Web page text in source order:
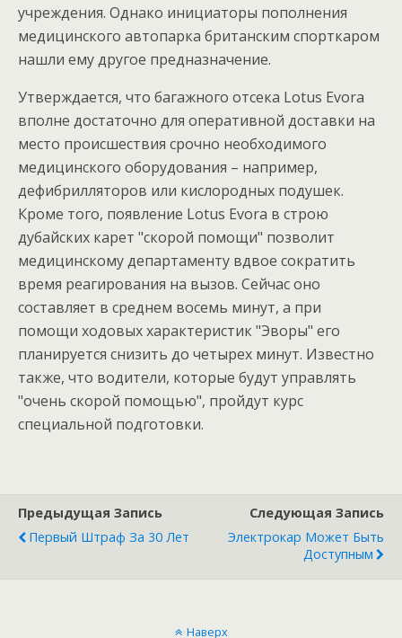
учреждения. Однако инициаторы пополнения
медицинского автопарка британским спорткаром
нашли ему другое предназначение.
Утверждается, что багажного отсека Lotus Evora
вполне достаточно для оперативной доставки на
место происшествия срочно необходимого
медицинского оборудования – например,
дефибрилляторов или кислородных подушек.
Кроме того, появление Lotus Evora в строю
дубайских карет "скорой помощи" позволит
медицинскому департаменту вдвое сократить
время реагирования на вызов. Сейчас оно
составляет в среднем восемь минут, а при
помощи ходовых характеристик "Эворы" его
планируется снизить до четырех минут. Известно
также, что водители, которые будут управлять
"очень скорой помощью", пройдут курс
специальной подготовки.
Предыдущая Запись
Первый Штраф За 30 Лет
Следующая Запись
Электрокар Может Быть
Доступным
Наверх